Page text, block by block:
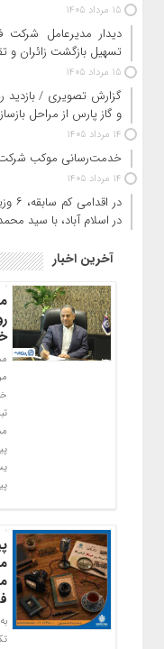
15 مرداد 1405
دیدار مدیرعامل شرکت
تسهیل بازگشت زائران و
15 مرداد 1405
گزارش تصویری / بازدید
و گاز پارس از مراحل بازسازی مخازن فاز
14 مرداد 1405
خدمت‌رسانی موکب شرکت
14 مرداد 1405
در
در اسلام آباد، با سید
آخرین اخبار